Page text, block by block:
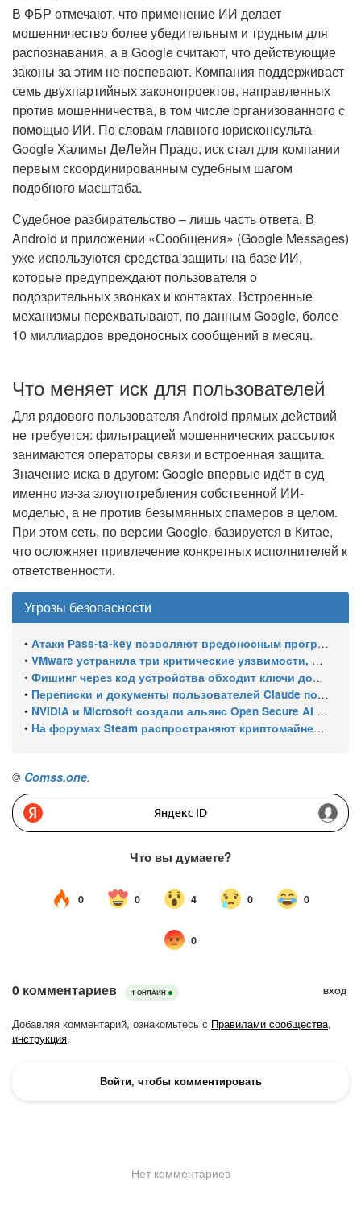
В ФБР отмечают, что применение ИИ делает
мошенничество более убедительным и трудным для
распознавания, а в Google считают, что действующие
законы за этим не поспевают. Компания поддерживает
семь двухпартийных законопроектов, направленных
против мошенничества, в том числе организованного с
помощью ИИ. По словам главного юрисконсульта
Google Халимы ДеЛейн Прадо, иск стал для компании
первым скоординированным судебным шагом
подобного масштаба.
Судебное разбирательство – лишь часть ответа. В
Android и приложении «Сообщения» (Google Messages)
уже используются средства защиты на базе ИИ,
которые предупреждают пользователя о
подозрительных звонках и контактах. Встроенные
механизмы перехватывают, по данным Google, более
10 миллиардов вредоносных сообщений в месяц.
Что меняет иск для пользователей
Для рядового пользователя Android прямых действий
не требуется: фильтрацией мошеннических рассылок
занимаются операторы связи и встроенная защита.
Значение иска в другом: Google впервые идёт в суд
именно из-за злоупотребления собственной ИИ-
моделью, а не против безымянных спамеров в целом.
При этом сеть, по версии Google, базируется в Китае,
что осложняет привлечение конкретных исполнителей к
ответственности.
Угрозы безопасности
• Атаки Pass-ta-key позволяют вредоносным программам похищать синхронизированные ключи доступа Google
• VMware устранила три критические уязвимости, позволяющие обходить аутентификацию и выходить из виртуальной машины
• Фишинг через код устройства обходит ключи доступа Microsoft
• Переписки и документы пользователей Claude попали в поиск Google из-за публичных ссылок
• NVIDIA и Microsoft создали альянс Open Secure AI Alliance для защиты от киберугроз, исходящих от ИИ – без OpenAI, Google и Anthropic
• На форумах Steam распространяют криптомайнер XMRig под видом исправлений
© Comss.one.